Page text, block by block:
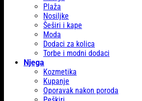
Plaža
Nosiljke
Šeširi i kape
Moda
Dodaci za kolica
Torbe i modni dodaci
Njega
Kozmetika
Kupanje
Oporavak nakon poroda